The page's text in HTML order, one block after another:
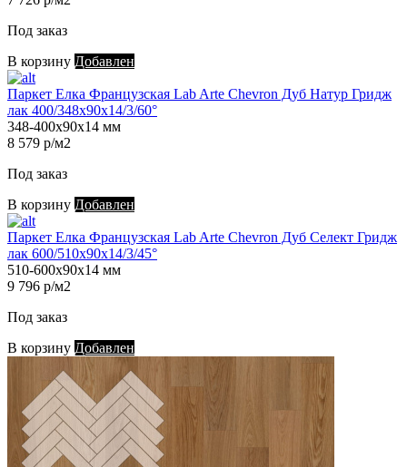
Под заказ
В корзину Добавлен
Паркет Елка Французская Lab Arte Chevron Дуб Натур Гридж
лак 400/348х90х14/3/60°
348-400х90х14 мм
8 579 р/м2
Под заказ
В корзину Добавлен
Паркет Елка Французская Lab Arte Chevron Дуб Селект Гридж
лак 600/510х90х14/3/45°
510-600х90х14 мм
9 796 р/м2
Под заказ
В корзину Добавлен